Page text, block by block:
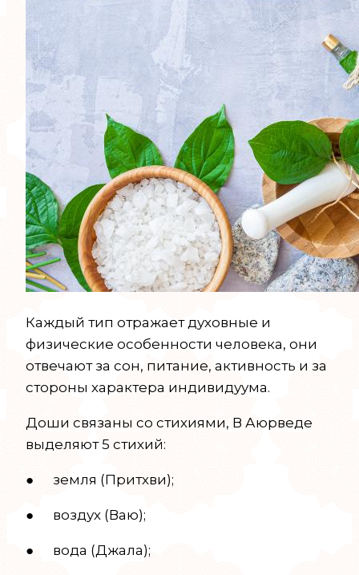
Каждый тип отражает духовные и
физические особенности человека, они
отвечают за сон, питание, активность и за
стороны характера индивидуума.
Доши связаны со стихиями, В Аюрведе
выделяют 5 стихий:
● земля (Притхви);
● воздух (Ваю);
● вода (Джала);